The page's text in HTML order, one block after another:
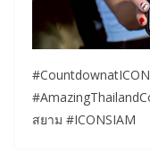
สยาม #ICONSIAM